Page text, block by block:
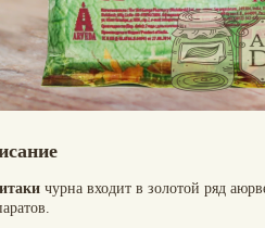
чурна входит в золотой ряд